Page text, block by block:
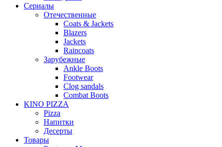
Сериалы
Отечественные
Coats & Jackets
Blazers
Jackets
Raincoats
Зарубежные
Ankle Boots
Footwear
Clog sandals
Combat Boots
KINO PIZZA
Pizza
Напитки
Десерты
Товары